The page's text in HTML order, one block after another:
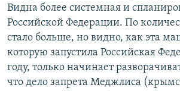
Видна более системная и
Российской Федерации. По
стало больше, но видно, как эта
которую запустила Российская
году, только начинает
что дело запрета Меджлиса